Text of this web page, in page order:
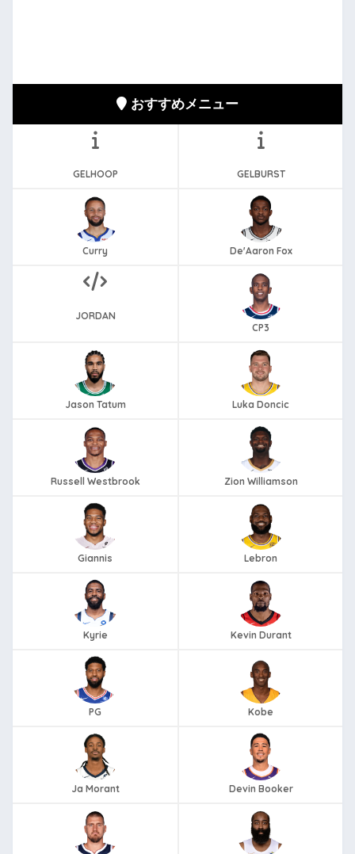
おすすめメニュー
GELHOOP GELBURST
Curry De'Aaron Fox
JORDAN
CP3
Jason Tatum Luka Doncic
Russell Westbrook Zion Williamson
Giannis Lebron
Kyrie Kevin Durant
PG Kobe
Ja Morant Devin Booker